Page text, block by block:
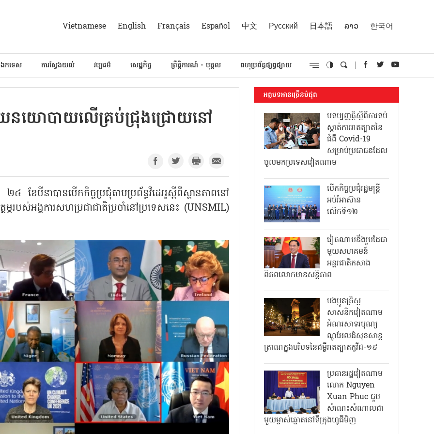
Vietnamese English Français Español 中文 Русский 日本語 ລາວ 한국어
កទេស ការស្វែងយល់ វប្បធម៌ សេដ្ឋកិច្ច ព្រឹត្តិការណ៍ - បុគ្គល ពហុប្រព័ន្ធផ្សព្វផ្សាយ
នយោបាយលើគ្រប់ជ្រុងជ្រោយនៅ
៤ ខែមីនាបានបើកកិច្ចប្រជុំតាមប្រព័ន្ធវីដេអូស្ដីពីស្ថានភាពនៅ
របស់អង្គការសហប្រជាជាតិប្រចាំនៅប្រទេសនេះ (UNSMIL)
អត្ថបទអានច្រើនបំផុត
បទប្បញ្ញត្តិស្តីពីការទប់
ស្កាត់ការរាតត្បាតនៃ
ជំងឺ Covid-19
សម្រាប់ប្រជាជនដែល
ចូលមកប្រទេសវៀតណាម
បើកកិច្ចប្រជុំរដ្ឋមន្ត្រី
អប់រំអាស៊ាន
លើកទី១២
វៀតណាមនឹងរួមដៃជា
មួយសហគមន៍
អន្តរជាតិកសាង
ពិភពលោកមានសន្តិភាព
បងប្អូនគ្រិស្ត
សាសនិកវៀតណាម
អំណរសាទរបុណ្យ
ណូអែលដ៏សុខសាន្ត
ត្រាណក្នុងបរិបទនៃជម្ងឺរាតត្បាតកូវីដ-១៩
ប្រធានរដ្ឋវៀតណាម
លោក Nguyen
Xuan Phuc ជួប
សំណេះសំណាលជា
មួយម្ចាស់ឆ្នោតនៅទីក្រុងហូជីមិញ